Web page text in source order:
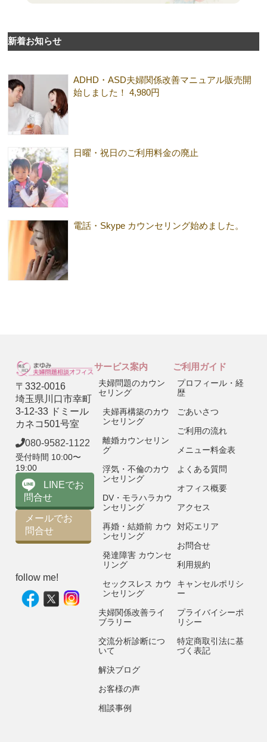
新着お知らせ
ADHD・ASD夫婦関係改善マニュアル販売開
始しました！ 4,980円
日曜・祝日のご利用料金の廃止
電話・Skype カウンセリング始めました。
〒332-0016
埼玉県川口市幸町
3-12-33 ドミール
カネコ501号室
080-9582-1122
受付時間 10:00〜
19:00
LINEでお
問合せ
メールでお
問合せ
follow me!
サービス案内
夫婦問題のカウン
セリング
夫婦再構築のカウ
ンセリング
離婚カウンセリン
グ
浮気・不倫のカウ
ンセリング
DV・モラハラカウ
ンセリング
再婚・結婚前 カウ
ンセリング
発達障害 カウンセ
リング
セックスレス カウ
ンセリング
夫婦関係改善ライ
ブラリー
交流分析診断につ
いて
解決ブログ
お客様の声
相談事例
ご利用ガイド
プロフィール・経
歴
ごあいさつ
ご利用の流れ
メニュー料金表
よくある質問
オフィス概要
アクセス
対応エリア
お問合せ
利用規約
キャンセルポリシ
ー
プライバイシーポ
リシー
特定商取引法に基
づく表記